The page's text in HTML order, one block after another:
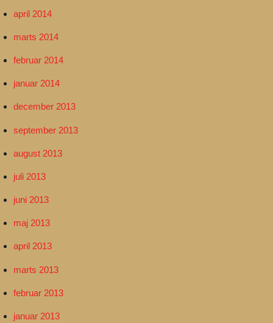
april 2014
marts 2014
februar 2014
januar 2014
december 2013
september 2013
august 2013
juli 2013
juni 2013
maj 2013
april 2013
marts 2013
februar 2013
januar 2013